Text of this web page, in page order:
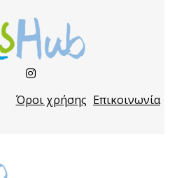
Όροι χρήσης Επικοινωνία